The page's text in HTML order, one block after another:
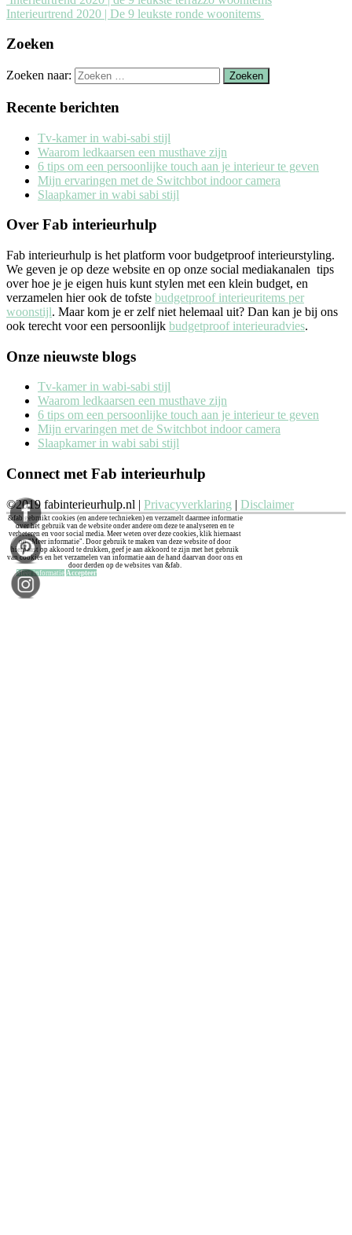
Interieurtrend 2020 | De 9 leukste ronde woonitems
Zoeken
Zoeken naar:
Recente berichten
Tv-kamer in wabi-sabi stijl
Waarom ledkaarsen een musthave zijn
6 tips om een persoonlijke touch aan je interieur te geven
Mijn ervaringen met de Switchbot indoor camera
Slaapkamer in wabi sabi stijl
Over Fab interieurhulp
Fab interieurhulp is het platform voor budgetproof interieurstyling.
We geven je op deze website en op onze social mediakanalen tips
over hoe je je eigen huis kunt stylen met een klein budget, en
verzamelen hier ook de tofste budgetproof interieuritems per
woonstijl. Maar kom je er zelf niet helemaal uit? Dan kan je bij ons
ook terecht voor een persoonlijk budgetproof interieuradvies.
Onze nieuwste blogs
Tv-kamer in wabi-sabi stijl
Waarom ledkaarsen een musthave zijn
6 tips om een persoonlijke touch aan je interieur te geven
Mijn ervaringen met de Switchbot indoor camera
Slaapkamer in wabi sabi stijl
Connect met Fab interieurhulp
©2019 fabinterieurhulp.nl | Privacyverklaring | Disclaimer
&fab gebruikt cookies (en andere technieken) en verzamelt daarmee informatie
over het gebruik van de website onder andere om deze te analyseren en te
verbeteren en voor social media. Meer weten over deze cookies, klik hiernaast
op "Meer informatie". Door gebruik te maken van deze website of door
hiernaast op akkoord te drukken, geef je aan akkoord te zijn met het gebruik
van cookies en het verzamelen van informatie aan de hand daarvan door ons en
door derden op de websites van &fab.
Meer informatie Accepteer